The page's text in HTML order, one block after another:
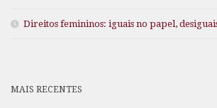
Direitos femininos: iguais no papel,
MAIS RECENTES